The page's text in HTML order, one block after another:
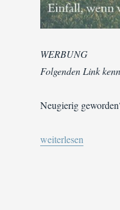
WERBUNG
Folgenden Link
Neugierig
„#Autorenwahnsinn
weiterlesen